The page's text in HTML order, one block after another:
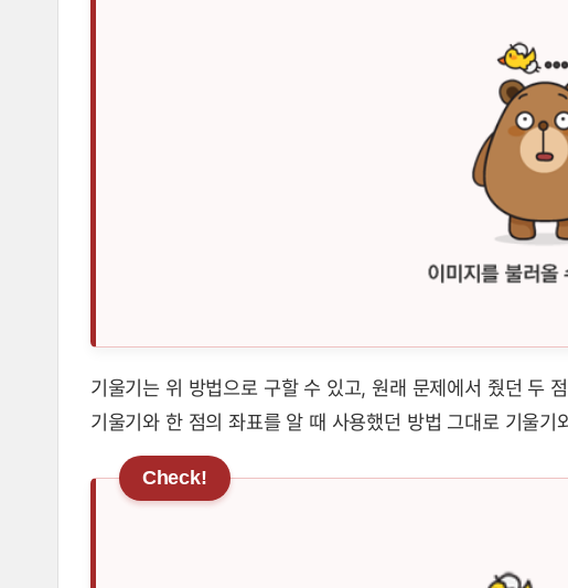
기울기는 위 방법으로 구할 수 있고, 원래 문제에서 줬던 두
기울기와 한 점의 좌표를 알 때 사용했던 방법 그대로 기울